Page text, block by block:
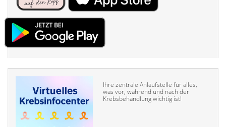
Ihre zentrale Anlaufstelle für alles,
was vor, während und nach der
Krebsbehandlung wichtig ist!